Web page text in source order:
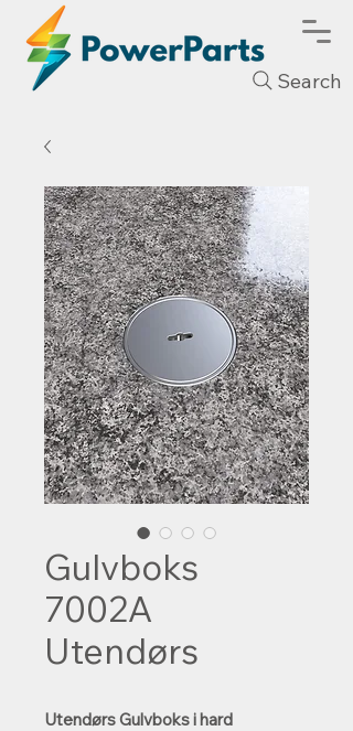
Search
Gulvboks
7002A
Utendørs
Utendørs Gulvboks i hard